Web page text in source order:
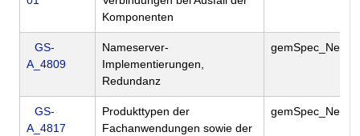
Komponenten
GS-
A_4809
Nameserver-
Implementierungen,
Redundanz
gemSpec_Net
GS-
A_4817
Produkttypen der
Fachanwendungen sowie der
gemSpec_Net